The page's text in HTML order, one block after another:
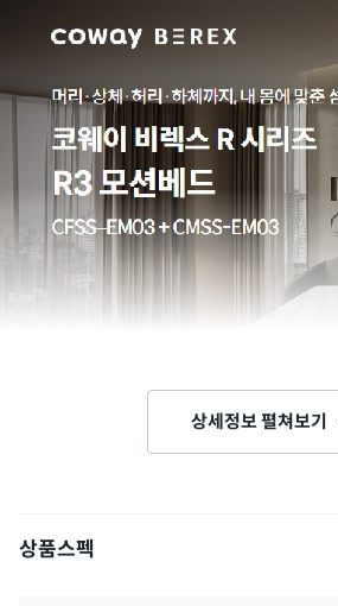
상세정보 펼쳐보기
상품스펙